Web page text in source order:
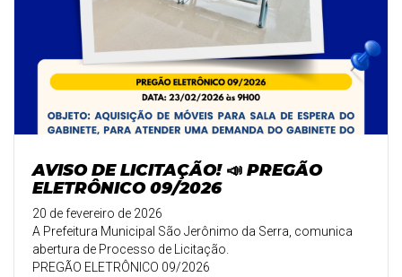
AVISO DE LICITAÇÃO! 📣 PREGÃO
ELETRÔNICO 09/2026
20 de fevereiro de 2026
A Prefeitura Municipal São Jerônimo da Serra, comunica
abertura de Processo de Licitação.
PREGÃO ELETRÔNICO 09/2026